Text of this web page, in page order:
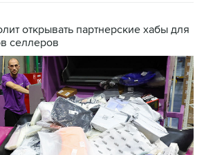
открывать партнерские хабы для
селлеров